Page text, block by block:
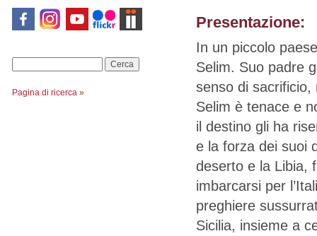
Pagina di ricerca »
Presentazione:
In un piccolo
Selim. Suo padre
senso di sacrificio,
Selim è tenace e
il destino gli ha
e la forza dei suoi
deserto e la Libia,
imbarcarsi per
preghiere
Sicilia, insieme a